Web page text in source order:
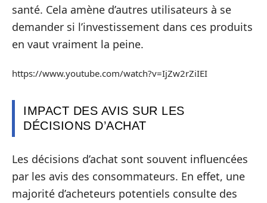
santé. Cela amène d’autres utilisateurs à se
demander si l’investissement dans ces produits
en vaut vraiment la peine.
https://www.youtube.com/watch?v=IjZw2rZiIEI
IMPACT DES AVIS SUR LES
DÉCISIONS D’ACHAT
Les décisions d’achat sont souvent influencées
par les avis des consommateurs. En effet, une
majorité d’acheteurs potentiels consulte des